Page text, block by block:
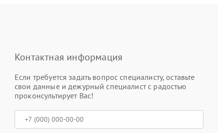
Контактная информация
Если требуется задать вопрос специалисту, оставьте
свои данные и дежурный специалист с радостью
проконсультирует Вас!